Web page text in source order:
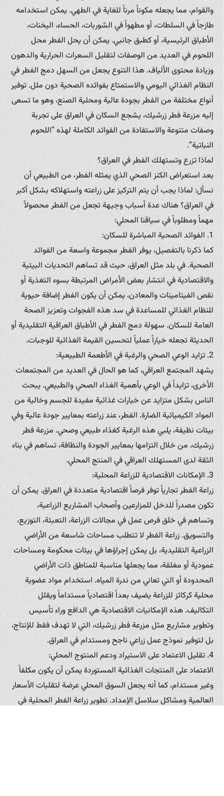
والقوام، مما يجعله مكوناً مرناً للغاية في الطهي. يمكن استخدامه
طازجاً في السلطات، أو مطهواً في الشوربات، الحساء، اليخنات،
الأطباق الرئيسية، أو كطبق جانبي. يمكن أن يحل الفطر محل
اللحوم في العديد من الوصفات لتقليل السعرات الحرارية والدهون
وزيادة محتوى الألياف. هذا التنوع يجعل من السهل دمج الفطر في
النظام الغذائي اليومي والاستمتاع بفوائده الصحية دون ملل. توفير
أنواع مختلفة من الفطر بجودة عالية ومحلية الصنع، وهو ما تسعى
إليه مزرعة فطر زرشيك، يشجع السكان في العراق على تجربة
وصفات متنوعة والاستفادة من الفوائد الكاملة لهذه “اللحوم
النباتية”.
لماذا تزرع وتستهلك الفطر في العراق؟
بعد استعراض الكنز الصحي الذي يمثله الفطر، من الطبيعي أن
نسأل: لماذا يجب أن يتم التركيز على زراعته واستهلاكه بشكل أكبر
في العراق؟ هناك عدة أسباب وجيهة تجعل من الفطر محصولاً
مهماً ومطلوباً في سياقنا المحلي:
1. الفوائد الصحية المباشرة للسكان:
كما ذكرنا بالتفصيل، يوفر الفطر مجموعة واسعة من الفوائد
الصحية. في بلد مثل العراق، حيث قد تساهم التحديات البيئية
والاقتصادية في انتشار بعض الأمراض المرتبطة بسوء التغذية أو
نقص الفيتامينات والمعادن، يمكن أن يكون الفطر إضافة حيوية
للنظام الغذائي للمساعدة في سد هذه الفجوات وتعزيز الصحة
العامة للسكان. سهولة دمج الفطر في الأطباق العراقية التقليدية أو
الحديثة تجعله خياراً عملياً لتحسين القيمة الغذائية للوجبات.
2. تزايد الوعي الصحي والرغبة في الأطعمة الطبيعية:
يشهد المجتمع العراقي، كما هو الحال في العديد من المجتمعات
الأخرى، تزايداً في الوعي بأهمية الغذاء الصحي والطبيعي. يبحث
الناس بشكل متزايد عن خيارات غذائية مفيدة للجسم وخالية من
المواد الكيميائية الضارة. الفطر، عند زراعته بمعايير جودة عالية وفي
بيئات نظيفة، يلبي هذه الرغبة كغذاء طبيعي وصحي. مزرعة فطر
زرشيك، من خلال التزامها بمعايير الجودة والنظافة، تساهم في بناء
الثقة لدى المستهلك العراقي في المنتج المحلي.
3. الإمكانات الاقتصادية للزراعة المحلية:
زراعة الفطر تجارياً توفر فرصاً اقتصادية متعددة في العراق. يمكن أن
تكون مصدراً للدخل للمزارعين وأصحاب المشاريع الزراعية،
وتساهم في خلق فرص عمل في مجالات الزراعة، التعبئة، التوزيع،
والتسويق. زراعة الفطر لا تتطلب مساحات شاسعة من الأراضي
الزراعية التقليدية، بل يمكن إجراؤها في بيئات محكومة ومساحات
عمودية أو مغلقة، مما يجعلها مناسبة للمناطق ذات الأراضي
المحدودة أو التي تعاني من ندرة المياه. استخدام مواد عضوية
محلية كركائز للزراعة يضيف بعداً اقتصادياً مستداماً ويقلل
التكاليف. هذه الإمكانيات الاقتصادية هي الدافع وراء تأسيس
وتطوير مشاريع مثل مزرعة فطر زرشيك، التي لا تهدف فقط للإنتاج،
بل لتوفير نموذج عمل زراعي ناجح ومستدام في العراق.
4. تقليل الاعتماد على الاستيراد ودعم المنتوج المحلي:
الاعتماد على المنتجات الغذائية المستوردة يمكن أن يكون مكلفاً
وغير مستدام، كما أنه يجعل السوق المحلي عرضة لتقلبات الأسعار
العالمية ومشاكل سلاسل الإمداد. تطوير زراعة الفطر المحلية في